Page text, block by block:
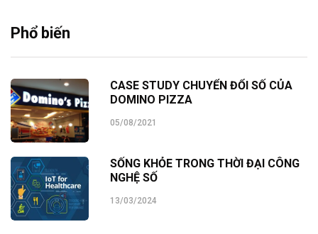
Phổ biến
CASE STUDY CHUYỂN ĐỔI SỐ CỦA
DOMINO PIZZA
05/08/2021
SỐNG KHỎE TRONG THỜI ĐẠI CÔNG
NGHỆ SỐ
13/03/2024